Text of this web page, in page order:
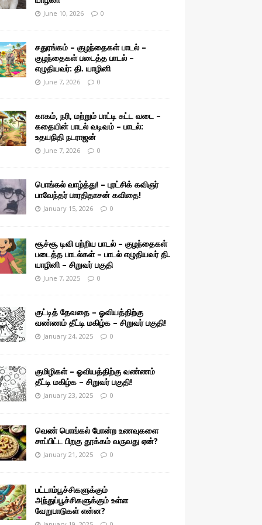
June 10, 2026 0
சதுரங்கம் – குழந்தைகள் பாடல் –
குழந்தைகள் படைத்த பாடல் –
எழுதியவர்: தி. யாழினி
June 7, 2026 0
காகம், நரி, மற்றும் பாட்டி சுட்ட வடை –
கதையின் பாடல் வடிவம் – பாடல்:
உதயநிதி நடராஜன்
June 7, 2026 0
பொங்கல் வாழ்த்து! – புரட்சிக் கவிஞர்
பாவேந்தர் பாரதிதாசன் கவிதை!
January 15, 2026 0
சூச்சூ டிவி பற்றிய பாடல் – குழந்தைகள்
படைத்த பாடல்கள் – பாடல் எழுதியவர் தி.
யாழினி – சிறுவர் பகுதி
June 7, 2025 0
குட்டித் தேவதை – ஓவியத்திற்கு
வண்ணம் தீட்டி மகிழ்க – சிறுவர் பகுதி!
January 24, 2025 0
குமிழிகள் – ஓவியத்திற்கு வண்ணம்
தீட்டி மகிழ்க – சிறுவர் பகுதி!
January 23, 2025 0
வெண் பொங்கல் போன்ற உணவுகளை
சாப்பிட்ட பிறகு தூக்கம் வருவது ஏன்?
January 21, 2025 0
பட்டாம்பூச்சிகளுக்கும்
அந்துப்பூச்சிகளுக்கும் உள்ள
வேறுபாடுகள் என்ன?